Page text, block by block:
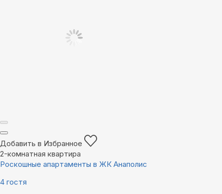
Добавить в Избранное
2-комнатная квартира
Роскошные апартаменты в ЖК Анаполис
4 гостя